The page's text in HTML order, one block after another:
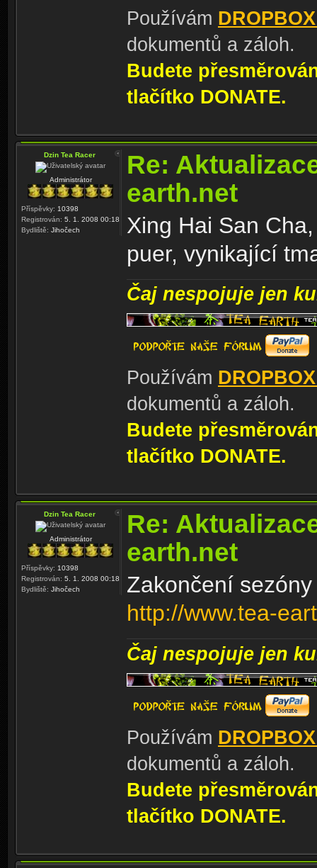
Používám
dokumentů a záloh.
Budete
tlačítko DONATE.
Dzin Tea Racer
Administrátor
Příspěvky: 10398
Registrován: 5. 1. 2008 00:18
Bydliště: Jihočech
Re:
earth.net
Xing Hai San
puer, vynikající
Čaj nespojuje jen
Používám
dokumentů a záloh.
Budete
tlačítko DONATE.
Dzin Tea Racer
Administrátor
Příspěvky: 10398
Registrován: 5. 1. 2008 00:18
Bydliště: Jihočech
Re:
earth.net
Zakončení
http://www.tea-
Čaj nespojuje jen
Používám
dokumentů a záloh.
Budete
tlačítko DONATE.